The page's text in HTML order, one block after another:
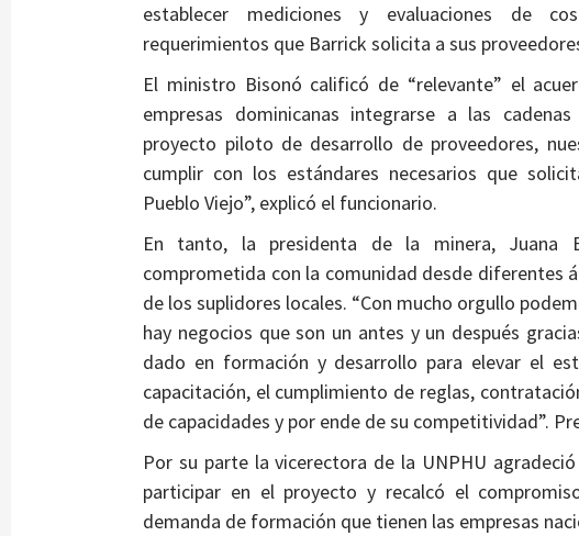
establecer mediciones y evaluaciones de
requerimientos que Barrick solicita a sus
El ministro Bisonó calificó de “relevante” el
empresas dominicanas integrarse a las
proyecto piloto de desarrollo de proveedores,
cumplir con los estándares necesarios que
Pueblo Viejo”, explicó el funcionario.
En tanto, la presidenta de la minera, Juana
comprometida con la comunidad desde diferentes
de los suplidores locales. “Con mucho orgullo
hay negocios que son un antes y un después
dado en formación y desarrollo para elevar el
capacitación, el cumplimiento de reglas,
de capacidades y por ende de su competitividad”.
Por su parte la vicerectora de la UNPHU
participar en el proyecto y recalcó el
demanda de formación que tienen las empresas